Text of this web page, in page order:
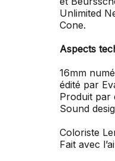
Unlimited
Cone.
Aspects
16mm
édité par
Produit par
Sound
Coloriste
Fait avec